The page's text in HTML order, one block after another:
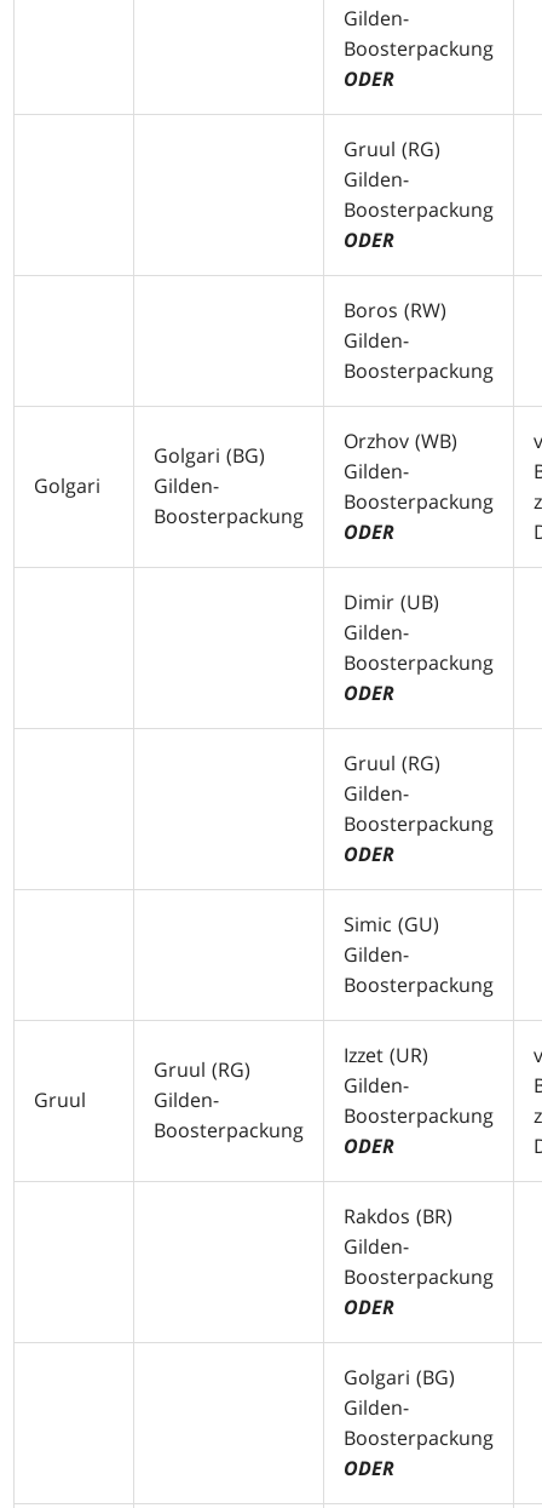
Gilden-
Boosterpackung
ODER
Gruul (RG)
Gilden-
Boosterpackung
ODER
Boros (RW)
Gilden-
Boosterpackung
Golgari
Golgari (BG)
Gilden-
Boosterpackung
Orzhov (WB)
Gilden-
Boosterpackung
ODER
Dimir (UB)
Gilden-
Boosterpackung
ODER
Gruul (RG)
Gilden-
Boosterpackung
ODER
Simic (GU)
Gilden-
Boosterpackung
Gruul
Gruul (RG)
Gilden-
Boosterpackung
Izzet (UR)
Gilden-
Boosterpackung
ODER
Rakdos (BR)
Gilden-
Boosterpackung
ODER
Golgari (BG)
Gilden-
Boosterpackung
ODER